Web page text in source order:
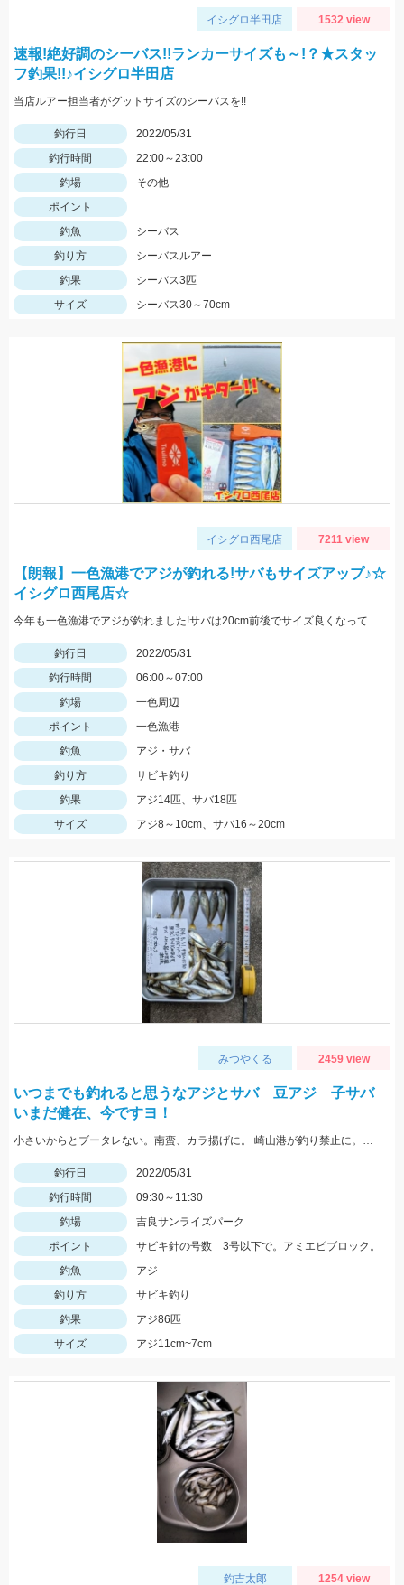
イシグロ半田店 1532 view
速報!絶好調のシーバス!!ランカーサイズも～!？★スタッ
フ釣果!!♪イシグロ半田店
当店ルアー担当者がグットサイズのシーバスを!!
釣行日
2022/05/31
釣行時間
22:00～23:00
釣場
その他
ポイント
釣魚
シーバス
釣り方
シーバスルアー
釣果
シーバス3匹
サイズ
シーバス30～70cm
イシグロ西尾店 7211 view
【朗報】一色漁港でアジが釣れる!サバもサイズアップ♪☆
イシグロ西尾店☆
今年も一色漁港でアジが釣れました!サバは20cm前後でサイズ良くなっています!
釣行日
2022/05/31
釣行時間
06:00～07:00
釣場
一色周辺
ポイント
一色漁港
釣魚
アジ・サバ
釣り方
サビキ釣り
釣果
アジ14匹、サバ18匹
サイズ
アジ8～10cm、サバ16～20cm
みつやくる 2459 view
いつまでも釣れると思うなアジとサバ 豆アジ 子サバ
いまだ健在、今ですヨ！
小さいからとブータレない。南蛮、カラ揚げに。 崎山港が釣り禁止に。地元の漁師さんの言、最低限のマナーは守りましょう
釣行日
2022/05/31
釣行時間
09:30～11:30
釣場
吉良サンライズパーク
ポイント
サビキ針の号数 3号以下で。アミエビブロック。
釣魚
アジ
釣り方
サビキ釣り
釣果
アジ86匹
サイズ
アジ11cm~7cm
釣吉太郎 1254 view